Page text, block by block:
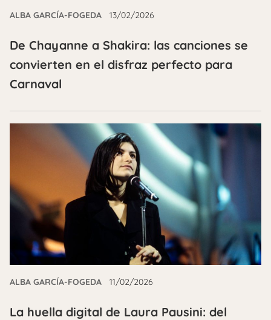
ALBA GARCÍA-FOGEDA 13/02/2026
De Chayanne a Shakira: las canciones se
convierten en el disfraz perfecto para
Carnaval
ALBA GARCÍA-FOGEDA 11/02/2026
La huella digital de Laura Pausini: del